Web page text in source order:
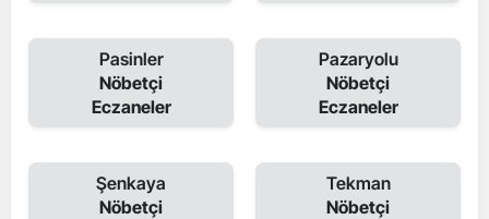
Pasinler
Nöbetçi
Eczaneler
Pazaryolu
Nöbetçi
Eczaneler
Şenkaya
Nöbetçi
Tekman
Nöbetçi